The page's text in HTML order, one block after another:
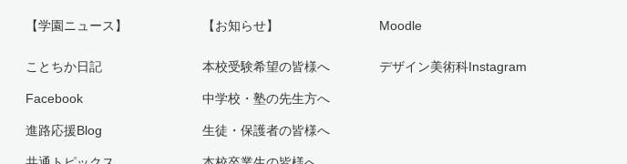
【学園ニュース】
ことちか日記
Facebook
進路応援Blog
【お知らせ】
本校受験希望の皆様へ
中学校・塾の先生方へ
生徒・保護者の皆様へ
Moodle
デザイン美術科Instagram